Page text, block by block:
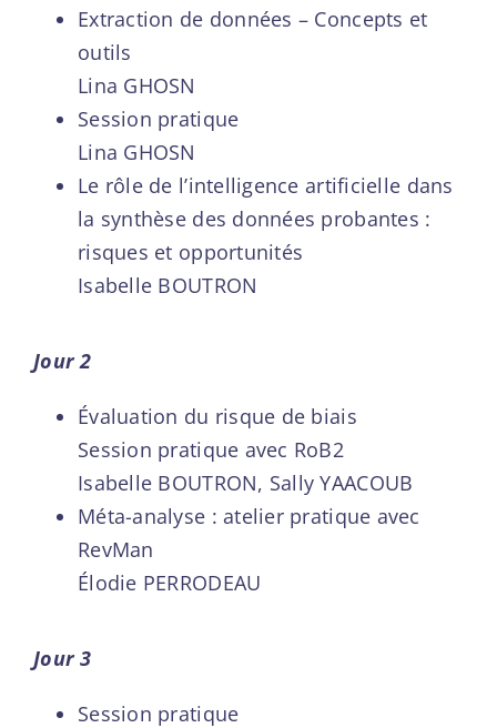
Extraction de données – Concepts et
outils
Lina GHOSN
Session pratique
Lina GHOSN
Le rôle de l’intelligence artificielle dans
la synthèse des données probantes :
risques et opportunités
Isabelle BOUTRON
Jour 2
Évaluation du risque de biais
Session pratique avec RoB2
Isabelle BOUTRON, Sally YAACOUB
Méta-analyse : atelier pratique avec
RevMan
Élodie PERRODEAU
Jour 3
Session pratique